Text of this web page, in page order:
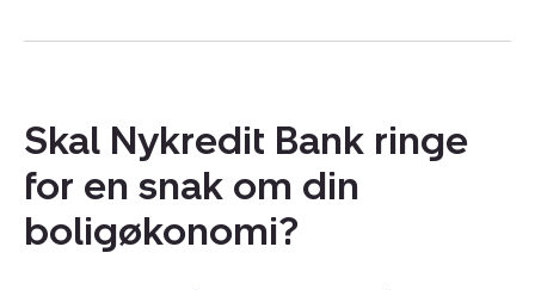
Skal Nykredit Bank ringe
for en snak om din
boligøkonomi?